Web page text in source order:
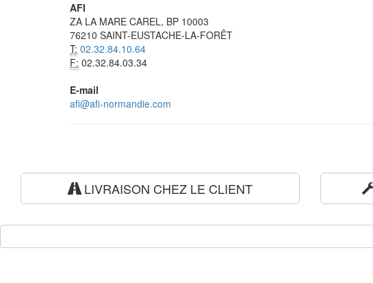
AFI
ZA LA MARE CAREL, BP 10003
76210 SAINT-EUSTACHE-LA-FORÊT
T: 02.32.84.10.64
F: 02.32.84.03.34
E-mail
afi@afi-normandie.com
LIVRAISON CHEZ LE CLIENT